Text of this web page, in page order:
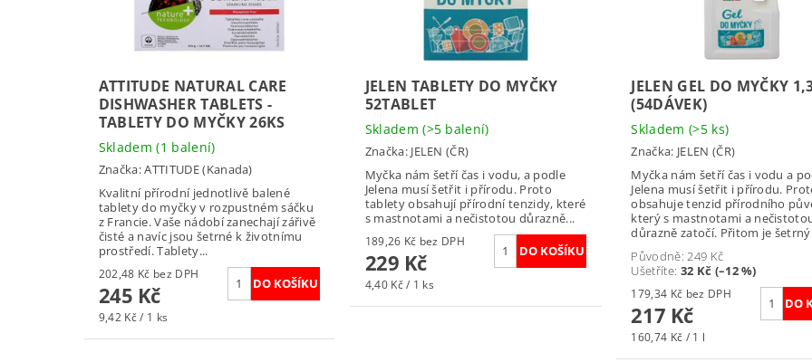
ATTITUDE NATURAL CARE
DISHWASHER TABLETS -
TABLETY DO MYČKY 26KS
Skladem(1 balení)
Značka:ATTITUDE (Kanada)
Kvalitní přírodní jednotlivě balené
tablety do myčky v rozpustném sáčku
z Francie. Vaše nádobí zanechají zářivě
čisté a navíc jsou šetrné k životnímu
prostředí. Tablety...
202,48 Kč bez DPH
245 Kč
9,42 Kč / 1 ks
JELEN TABLETY DO MYČKY
52TABLET
Skladem(>5 balení)
Značka: JELEN (ČR)
Myčka nám šetří čas i vodu, a podle
Jelena musí šetřit i přírodu. Proto
tablety obsahují přírodní tenzidy, které
s mastnotami a nečistotou důrazně...
189,26 Kč bez DPH
229 Kč
4,40 Kč / 1 ks
JELEN GEL DO MYČKY
(54DÁVEK)
Skladem(>5 ks)
Značka: JELEN (ČR)
Myčka nám šetří čas i vodu a
Jelena musí šetřit i přírodu.
obsahuje tenzid přírodního
který s mastnotami a
důrazně zatočí. Přitom je šetrný
Původně: 249 Kč
Ušetříte: 32 Kč (–12 %)
179,34 Kč bez DPH
217 Kč
160,74 Kč / 1 l